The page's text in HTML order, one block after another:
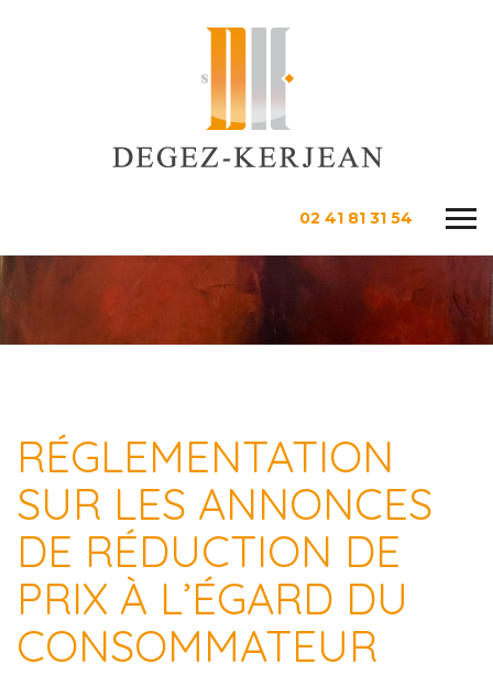
02 41 81 31 54
RÉGLEMENTATION
SUR LES ANNONCES
DE RÉDUCTION DE
PRIX À L’ÉGARD DU
CONSOMMATEUR